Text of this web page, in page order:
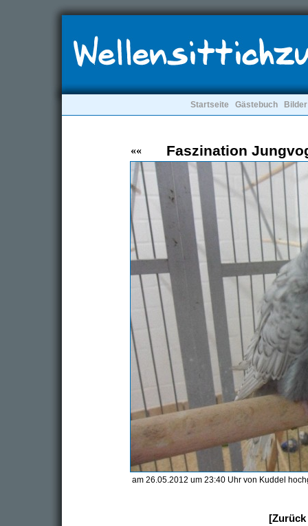
Startseite Gästebuch Bilder
«« Faszination
am 26.05.2012 um 23:40 Uhr von Kuddel